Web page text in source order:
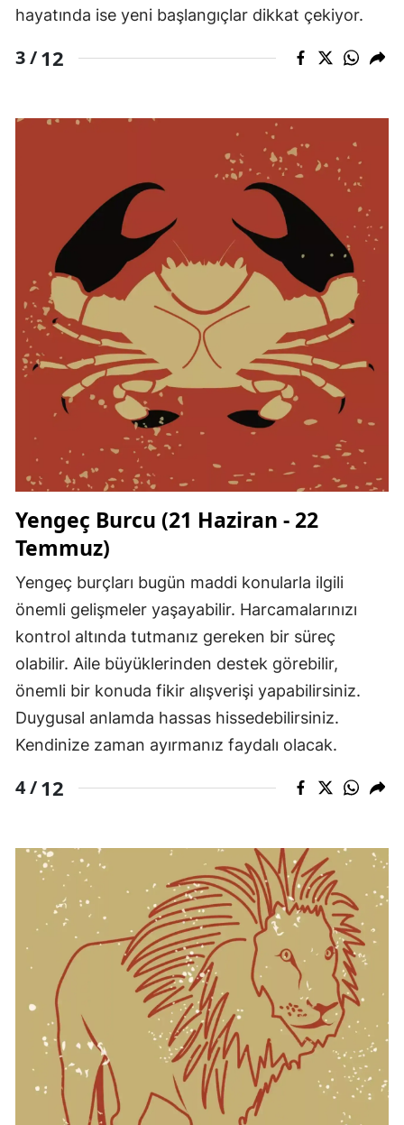
hayatında ise yeni başlangıçlar dikkat çekiyor.
3 /12
Yengeç Burcu (21 Haziran - 22
Temmuz)
Yengeç burçları bugün maddi konularla ilgili
önemli gelişmeler yaşayabilir. Harcamalarınızı
kontrol altında tutmanız gereken bir süreç
olabilir. Aile büyüklerinden destek görebilir,
önemli bir konuda fikir alışverişi yapabilirsiniz.
Duygusal anlamda hassas hissedebilirsiniz.
Kendinize zaman ayırmanız faydalı olacak.
4 /12